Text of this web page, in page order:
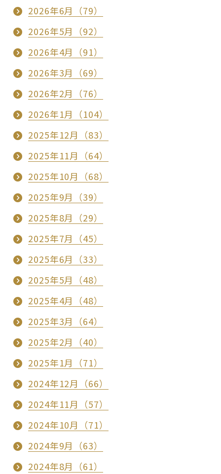
2026年6月（79）
2026年5月（92）
2026年4月（91）
2026年3月（69）
2026年2月（76）
2026年1月（104）
2025年12月（83）
2025年11月（64）
2025年10月（68）
2025年9月（39）
2025年8月（29）
2025年7月（45）
2025年6月（33）
2025年5月（48）
2025年4月（48）
2025年3月（64）
2025年2月（40）
2025年1月（71）
2024年12月（66）
2024年11月（57）
2024年10月（71）
2024年9月（63）
2024年8月（61）